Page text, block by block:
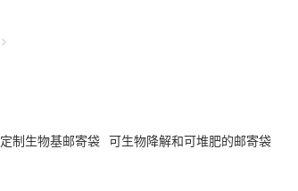
定制生物基邮寄袋 可生物降解和可堆肥的邮寄袋